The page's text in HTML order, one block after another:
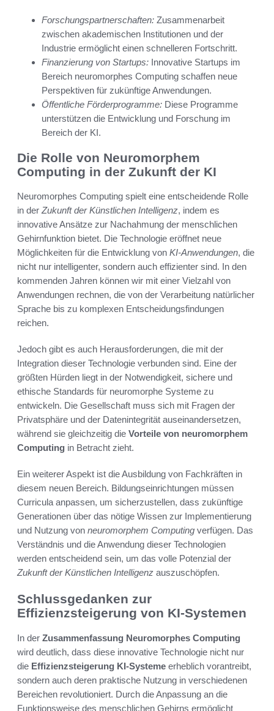
Forschungspartnerschaften: Zusammenarbeit
zwischen akademischen Institutionen und der
Industrie ermöglicht einen schnelleren Fortschritt.
Finanzierung von Startups: Innovative Startups im
Bereich neuromorphes Computing schaffen neue
Perspektiven für zukünftige Anwendungen.
Öffentliche Förderprogramme: Diese Programme
unterstützen die Entwicklung und Forschung im
Bereich der KI.
Die Rolle von Neuromorphem
Computing in der Zukunft der KI
Neuromorphes Computing spielt eine entscheidende Rolle
in der Zukunft der Künstlichen Intelligenz, indem es
innovative Ansätze zur Nachahmung der menschlichen
Gehirnfunktion bietet. Die Technologie eröffnet neue
Möglichkeiten für die Entwicklung von KI-Anwendungen, die
nicht nur intelligenter, sondern auch effizienter sind. In den
kommenden Jahren können wir mit einer Vielzahl von
Anwendungen rechnen, die von der Verarbeitung natürlicher
Sprache bis zu komplexen Entscheidungsfindungen
reichen.
Jedoch gibt es auch Herausforderungen, die mit der
Integration dieser Technologie verbunden sind. Eine der
größten Hürden liegt in der Notwendigkeit, sichere und
ethische Standards für neuromorphe Systeme zu
entwickeln. Die Gesellschaft muss sich mit Fragen der
Privatsphäre und der Datenintegrität auseinandersetzen,
während sie gleichzeitig die Vorteile von neuromorphem
Computing in Betracht zieht.
Ein weiterer Aspekt ist die Ausbildung von Fachkräften in
diesem neuen Bereich. Bildungseinrichtungen müssen
Curricula anpassen, um sicherzustellen, dass zukünftige
Generationen über das nötige Wissen zur Implementierung
und Nutzung von neuromorphem Computing verfügen. Das
Verständnis und die Anwendung dieser Technologien
werden entscheidend sein, um das volle Potenzial der
Zukunft der Künstlichen Intelligenz auszuschöpfen.
Schlussgedanken zur
Effizienzsteigerung von KI-Systemen
In der Zusammenfassung Neuromorphes Computing
wird deutlich, dass diese innovative Technologie nicht nur
die Effizienzsteigerung KI-Systeme erheblich vorantreibt,
sondern auch deren praktische Nutzung in verschiedenen
Bereichen revolutioniert. Durch die Anpassung an die
Funktionsweise des menschlichen Gehirns ermöglicht